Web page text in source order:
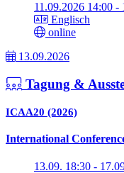
11.09.2026 14:00 -
Englisch
online
13.09.2026
Tagung &
ICAA20 (2026)
International
13.09. 18:30 -